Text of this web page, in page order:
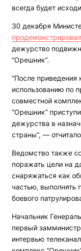
всегда будет
30 декабря
дежурство
“Орешник“.
“После приведения
использованию по
совместной
“Орешник“
дежурства в
страны“, —
Ведомство также
поражать цели на
снаряжаться как
частью, выполнять
боевого
Начальник
первый
интервью